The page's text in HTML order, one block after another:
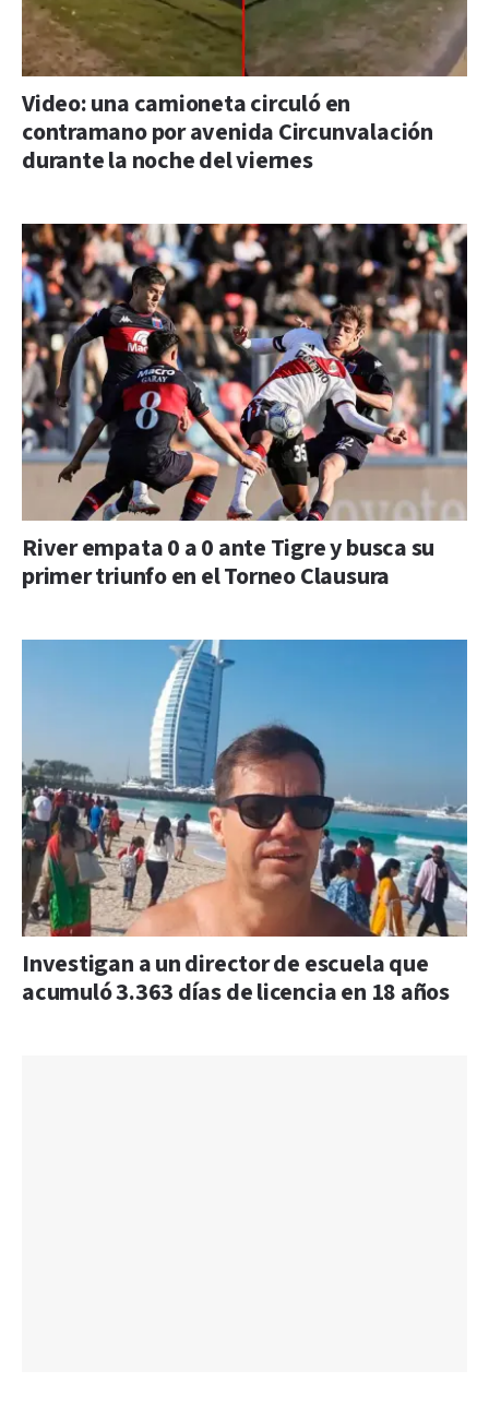
Video: una camioneta circuló en
contramano por avenida Circunvalación
durante la noche del viernes
River empata 0 a 0 ante Tigre y busca su
primer triunfo en el Torneo Clausura
Investigan a un director de escuela que
acumuló 3.363 días de licencia en 18 años